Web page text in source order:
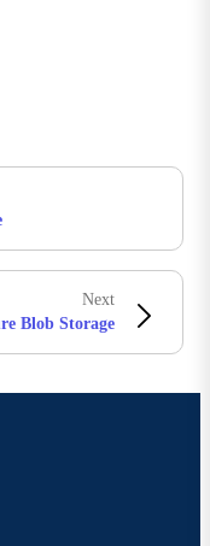
Next
Blob Storage